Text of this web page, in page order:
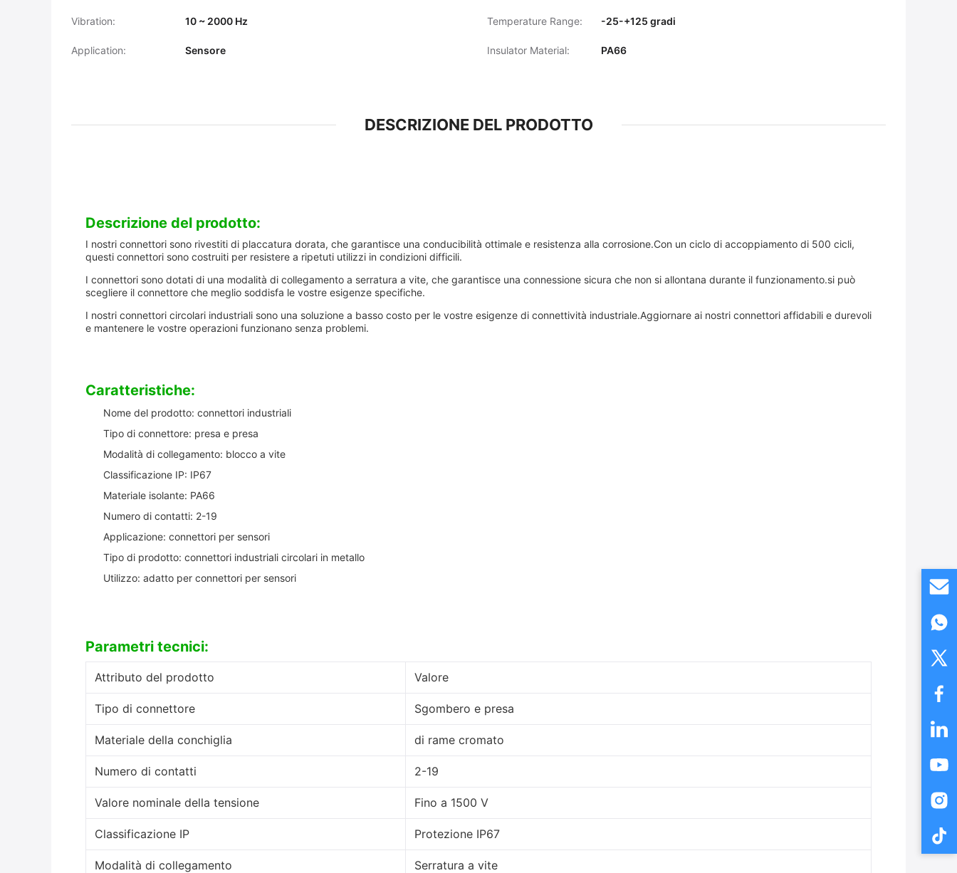
Vibration: 10 ~ 2000 Hz Temperature Range: -25-+125 gradi
Application: Sensore Insulator Material: PA66
DESCRIZIONE DEL PRODOTTO
Descrizione del prodotto:
I nostri connettori sono rivestiti di placcatura dorata, che garantisce una conducibilità ottimale e resistenza alla corrosione.Con un ciclo di accoppiamento di 500 cicli,
questi connettori sono costruiti per resistere a ripetuti utilizzi in condizioni difficili.
I connettori sono dotati di una modalità di collegamento a serratura a vite, che garantisce una connessione sicura che non si allontana durante il funzionamento.si può
scegliere il connettore che meglio soddisfa le vostre esigenze specifiche.
I nostri connettori circolari industriali sono una soluzione a basso costo per le vostre esigenze di connettività industriale.Aggiornare ai nostri connettori affidabili e durevoli
e mantenere le vostre operazioni funzionano senza problemi.
Caratteristiche:
Nome del prodotto: connettori industriali
Tipo di connettore: presa e presa
Modalità di collegamento: blocco a vite
Classificazione IP: IP67
Materiale isolante: PA66
Numero di contatti: 2-19
Applicazione: connettori per sensori
Tipo di prodotto: connettori industriali circolari in metallo
Utilizzo: adatto per connettori per sensori
Parametri tecnici:
Attributo del prodotto Valore
Tipo di connettore Sgombero e presa
Materiale della conchiglia di rame cromato
Numero di contatti 2-19
Valore nominale della tensione Fino a 1500 V
Classificazione IP Protezione IP67
Modalità di collegamento Serratura a vite